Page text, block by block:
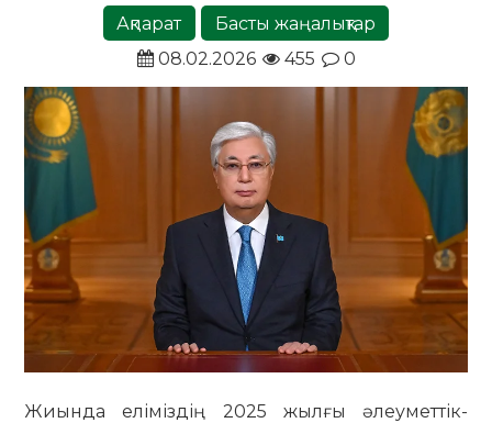
Ақпарат
Басты жаңалықтар
08.02.2026
455 0
Жиында еліміздің 2025 жылғы әлеуметтік-